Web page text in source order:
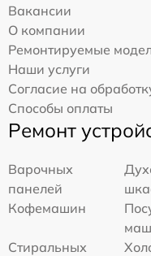
Вакансии
О компании
Ремонтируемые
Наши услуги
Согласие на
Способы оплаты
Ремонт
Варочных
панелей
Кофемашин
Стиральных